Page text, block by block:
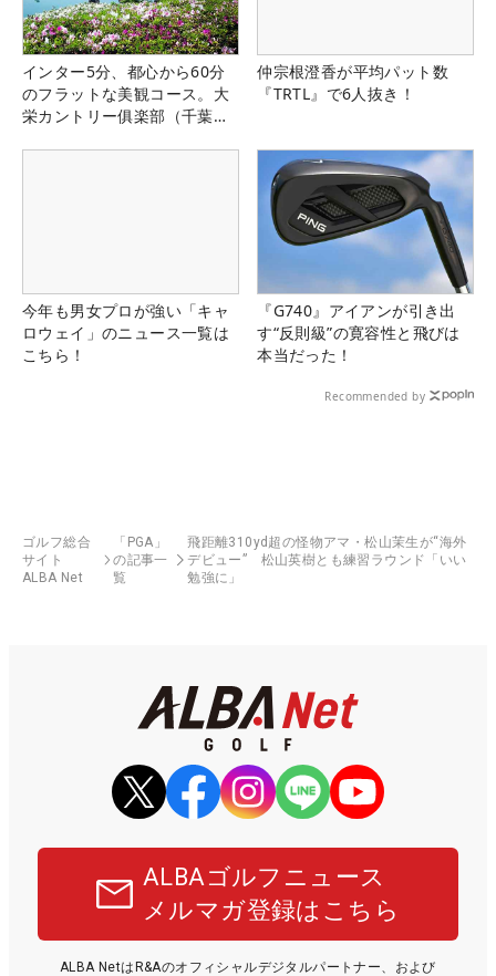
インター5分、都心から60分
のフラットな美観コース。大
栄カントリー俱楽部（千葉
仲宗根澄香が平均パット数
『TRTL』で6人抜き！
今年も男女プロが強い「キャ
ロウェイ」のニュース一覧は
こちら！
『G740』アイアンが引き出
す“反則級”の寛容性と飛びは
本当だった！
Recommended by
ゴルフ総合
サイト
ALBA Net
「PGA」
の記事一
覧
飛距離310yd超の怪物アマ・松山茉生が“海外
デビュー” 松山英樹とも練習ラウンド「いい
勉強に」
ALBAゴルフニュース
メルマガ登録はこちら
ALBA NetはR&Aのオフィシャルデジタルパートナー、および